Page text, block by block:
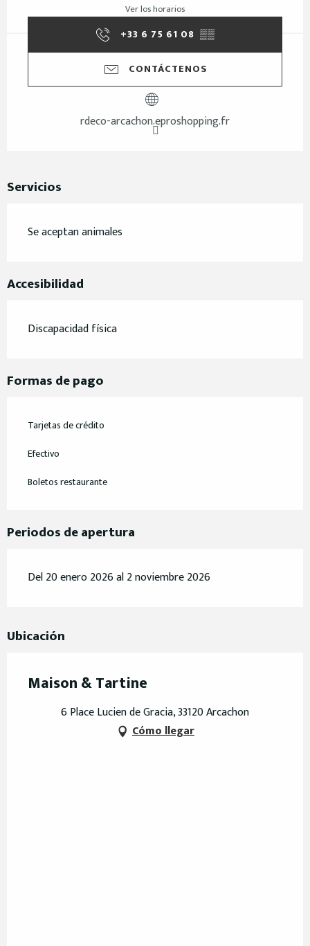
Ver los horarios
+33 6 75 61 08 ▒▒
CONTÁCTENOS
rdeco-arcachon.eproshopping.fr
Servicios
Se aceptan animales
Accesibilidad
Discapacidad física
Formas de pago
Tarjetas de crédito
Efectivo
Boletos restaurante
Periodos de apertura
Del 20 enero 2026 al 2 noviembre 2026
Ubicación
Maison & Tartine
6 Place Lucien de Gracia, 33120 Arcachon
Cómo llegar